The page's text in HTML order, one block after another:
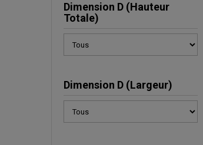
Dimension D (Hauteur
Totale)
Dimension D (Largeur)